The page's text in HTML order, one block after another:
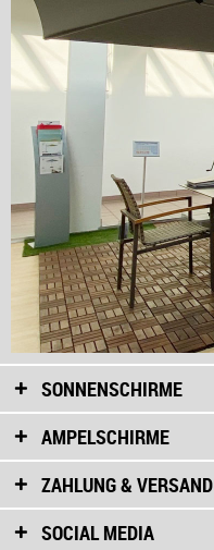
SONNENSCHIRME
AMPELSCHIRME
ZAHLUNG & VERSAND
SOCIAL MEDIA